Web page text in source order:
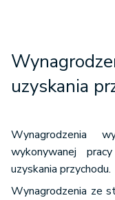
uzyskania
Wynagrodzenia
wykonywanej
uzyskania przychodu.
Wynagrodzenia ze